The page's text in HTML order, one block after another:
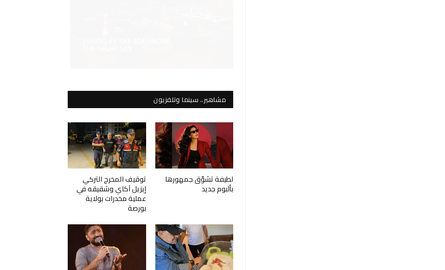
مشاهير.. سينما وتلفزيون
لطيفة تشوّق جمهورها
بألبوم جديد
توقيف المخرج التركي
إيزيل آكاي وشقيقه في
عملية مخدرات بولاية
بورصة